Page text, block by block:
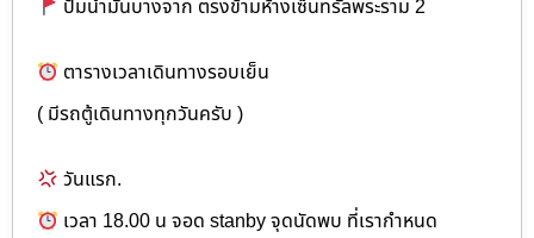
ปั๊มน้ำมันบางจาก ตรงข้ามห้างเซ็นทรัลพระราม 2
ตารางเวลาเดินทางรอบเย็น
( มีรถตู้เดินทางทุกวันครับ )
วันแรก.
เวลา 18.00 น จอด stanby จุดนัดพบ ที่เรากำหนด